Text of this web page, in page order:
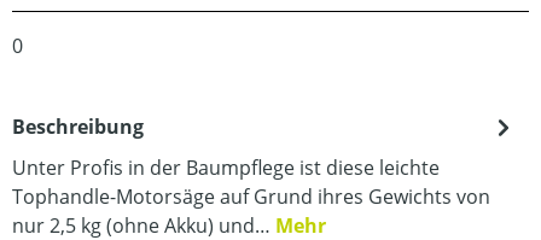
0
Beschreibung
Unter Profis in der Baumpflege ist diese leichte
Tophandle-Motorsäge auf Grund ihres Gewichts von
nur 2,5 kg (ohne Akku) und… Mehr